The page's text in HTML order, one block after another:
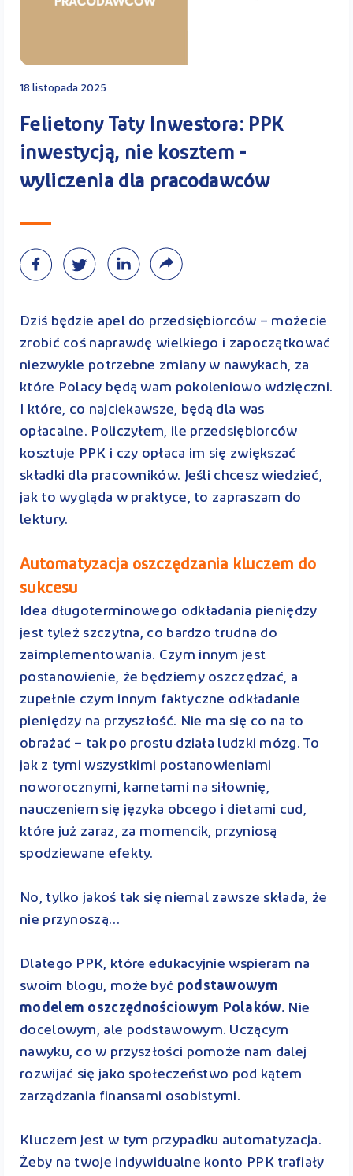
18 listopada 2025
Felietony Taty Inwestora: PPK
inwestycją, nie kosztem -
wyliczenia dla pracodawców
Dziś będzie apel do przedsiębiorców – możecie
zrobić coś naprawdę wielkiego i zapoczątkować
niezwykle potrzebne zmiany w nawykach, za
które Polacy będą wam pokoleniowo wdzięczni.
I które, co najciekawsze, będą dla was
opłacalne. Policzyłem, ile przedsiębiorców
kosztuje PPK i czy opłaca im się zwiększać
składki dla pracowników. Jeśli chcesz wiedzieć,
jak to wygląda w praktyce, to zapraszam do
lektury.
Automatyzacja oszczędzania kluczem do
sukcesu
Idea długoterminowego odkładania pieniędzy
jest tyleż szczytna, co bardzo trudna do
zaimplementowania. Czym innym jest
postanowienie, że będziemy oszczędzać, a
zupełnie czym innym faktyczne odkładanie
pieniędzy na przyszłość. Nie ma się co na to
obrażać – tak po prostu działa ludzki mózg. To
jak z tymi wszystkimi postanowieniami
noworocznymi, karnetami na siłownię,
nauczeniem się języka obcego i dietami cud,
które już zaraz, za momencik, przyniosą
spodziewane efekty.
No, tylko jakoś tak się niemal zawsze składa, że
nie przynoszą…
Dlatego PPK, które edukacyjnie wspieram na
swoim blogu, może być podstawowym
modelem oszczędnościowym Polaków. Nie
docelowym, ale podstawowym. Uczącym
nawyku, co w przyszłości pomoże nam dalej
rozwijać się jako społeczeństwo pod kątem
zarządzania finansami osobistymi.
Kluczem jest w tym przypadku automatyzacja.
Żeby na twoje indywidualne konto PPK trafiały